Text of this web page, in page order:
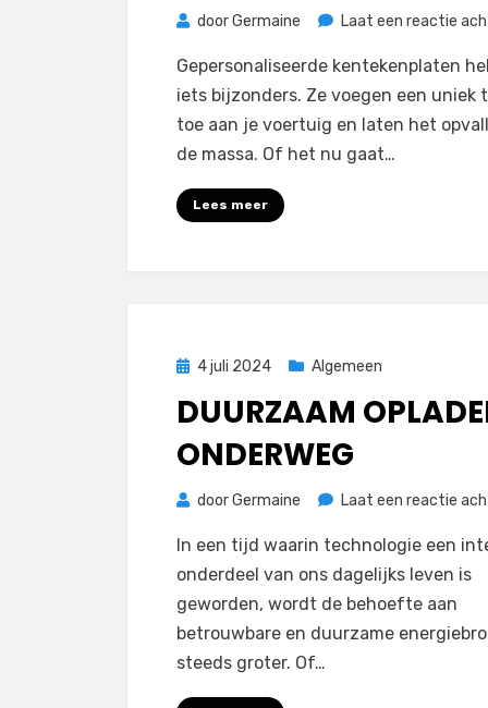
doorGermaine Laat een reactie
Gepersonaliseerde kentekenplaten
iets bijzonders. Ze voegen een uniek
toe aan je voertuig en laten het
de massa. Of het nu gaat…
Lees meer
Geplaatst
4 juli 2024 Algemeen
DUURZAAM
ONDERWEG
doorGermaine Laat een reactie
In een tijd waarin technologie een
onderdeel van ons dagelijks leven is
geworden, wordt de behoefte aan
betrouwbare en duurzame
steeds groter. Of…